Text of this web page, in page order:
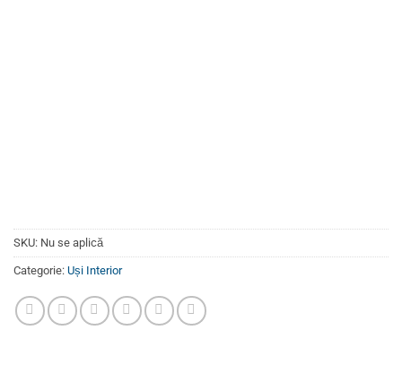
SKU: Nu se aplică
Categorie: Uși Interior